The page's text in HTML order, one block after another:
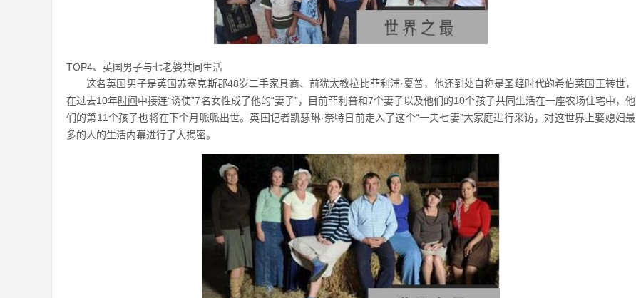
TOP4、英国男子与七老婆共同生活
这名英国男子是英国苏塞克斯郡48岁二手家具商、前犹太教拉比菲利浦·夏普，他还到处自称是圣经时代的希伯莱国王转世，
在过去10年时间中接连“诱使”7名女性成了他的“妻子”，目前菲利普和7个妻子以及他们的10个孩子共同生活在一座农场住宅中，他
们的第11个孩子也将在下个月哌哌出世。英国记者凯瑟琳·奈特日前走入了这个“一夫七妻”大家庭进行采访，对这世界上娶媳妇最
多的人的生活内幕进行了大揭密。